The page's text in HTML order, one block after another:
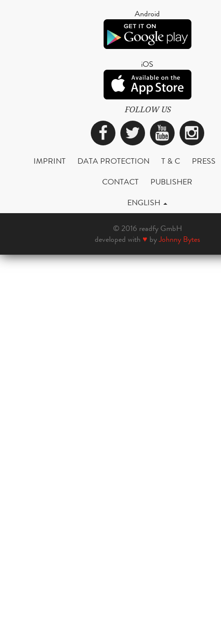
Android
iOS
FOLLOW US
Facebook
Twitter
IMPRINT DATA PROTECTION T & C
PRESS
CONTACT
PUBLISHER
ENGLISH
© 2016 readfy GmbH
developed with ♥ byJohnny Bytes